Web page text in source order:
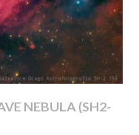
NEBULA (SH2-